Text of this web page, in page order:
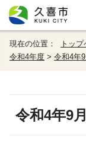
現在の位置： トッ
令和4年度 > 令和4年
令和4年9